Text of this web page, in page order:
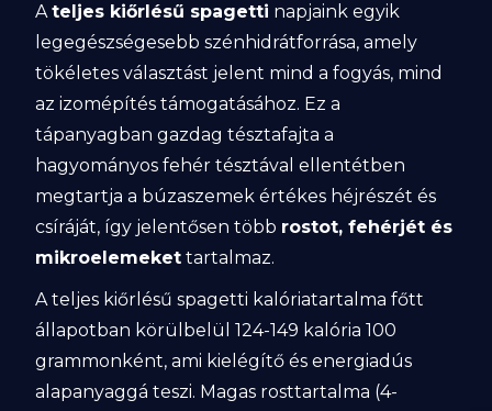
Ateljes kiőrlésű spagetti napjaink egyik
legegészségesebb szénhidrátforrása, amely
tökéletes választást jelent mind a fogyás, mind
az izomépítés támogatásához. Ez a
tápanyagban gazdag tésztafajta a
hagyományos fehér tésztával ellentétben
megtartja a búzaszemek értékes héjrészét és
csíráját, így jelentősen több rostot, fehérjét és
mikroelemeket tartalmaz.
A teljes kiőrlésű spagetti kalóriatartalma főtt
állapotban körülbelül 124-149 kalória 100
grammonként, ami kielégítő és energiadús
alapanyaggá teszi. Magas rosttartalma (4-